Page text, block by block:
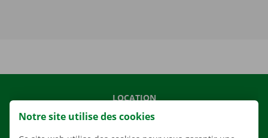
LOCATION
NOS VÉHICULES
NOS SERVICES
Notre site utilise des cookies